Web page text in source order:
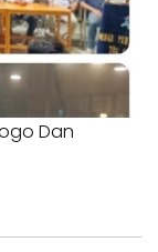
Dan